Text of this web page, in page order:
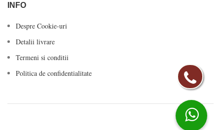
INFO
Despre Cookie-uri
Detalii livrare
Termeni si conditii
Politica de confidentialitate